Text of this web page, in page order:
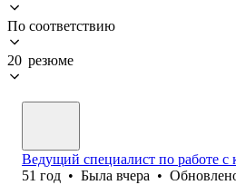
По соответствию
20 резюме
Ведущий специалист по работе с
51 год • Была вчера •